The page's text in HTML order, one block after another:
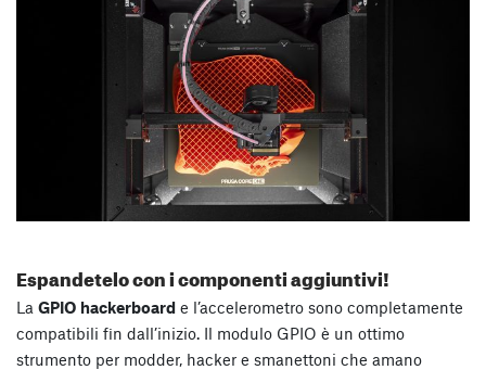
Espandetelo con i componenti aggiuntivi!
La GPIO hackerboard e l’accelerometro sono completamente
compatibili fin dall’inizio. Il modulo GPIO è un ottimo
strumento per modder, hacker e smanettoni che amano